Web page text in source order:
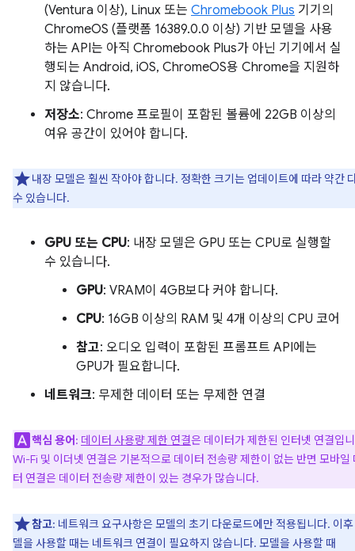
(Ventura 이상), Linux 또는 Chromebook Plus 기기의
ChromeOS (플랫폼 16389.0.0 이상) 기반 모델을 사용
하는 API는 아직 Chromebook Plus가 아닌 기기에서 실
행되는 Android, iOS, ChromeOS용 Chrome을 지원하
지 않습니다.
저장소: Chrome 프로필이 포함된 볼륨에 22GB 이상의
여유 공간이 있어야 합니다.
내장 모델은 훨씬 작아야 합니다. 정확한 크기는 업데이트에 따라 약간
수 있습니다.
GPU 또는 CPU: 내장 모델은 GPU 또는 CPU로 실행할
수 있습니다.
GPU: VRAM이 4GB보다 커야 합니다.
CPU: 16GB 이상의 RAM 및 4개 이상의 CPU 코어
참고: 오디오 입력이 포함된 프롬프트 API에는
GPU가 필요합니다.
네트워크: 무제한 데이터 또는 무제한 연결
핵심 용어: 데이터 사용량 제한 연결은 데이터가 제한된 인터넷 연결입
Wi-Fi 및 이더넷 연결은 기본적으로 데이터 전송량 제한이 없는 반면 모바일
터 연결은 데이터 전송량 제한이 있는 경우가 많습니다.
참고: 네트워크 요구사항은 모델의 초기 다운로드에만 적용됩니다. 이
델을 사용할 때는 네트워크 연결이 필요하지 않습니다. 모델을 사용할 때